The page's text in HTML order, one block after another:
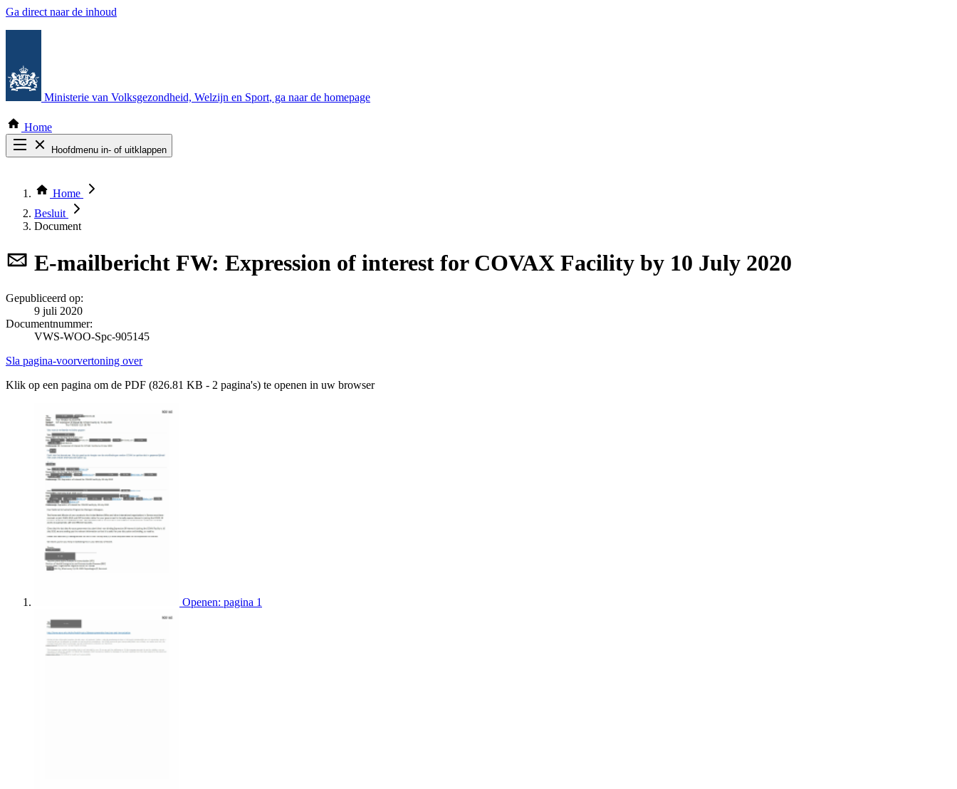
Ga direct naar de inhoud
Ministerie van Volksgezondheid, Welzijn en Sport, ga naar de homepage
Home
Hoofdmenu in- of uitklappen
Thema COVID-19
Bekijk per bestuursorgaan
Home
Besluit
Document
E-mailbericht FW: Expression of interest for COVAX Facility by 10 July 2020
Gepubliceerd op:
9 juli 2020
Documentnummer:
VWS-WOO-Spc-905145
Sla pagina-voorvertoning over
Klik op een pagina om de PDF (826.81 KB - 2 pagina's) te openen in uw browser
Openen: pagina 1